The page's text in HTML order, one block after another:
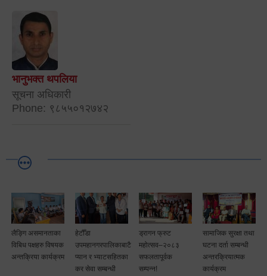
भानुभक्त थपलिया
सूचना अधिकारी
Phone: ९८५५०१२७४२
लैङ्गि असमानताका
विबिध पक्षहरु विषयक
अन्तक्रिया कार्यक्रम
हेटौँडा
उपमहानगरपालिकाबाटै
प्यान र भ्याटसहितका
कर सेवा सम्बन्धी
ड्रागन फ्रुट
महोत्सव–२०८३
सफलतापूर्वक
सम्पन्न!
सामाजिक सुरक्षा तथा
घटना दर्ता सम्बन्धी
अन्तरक्रियात्मक
कार्यक्रम